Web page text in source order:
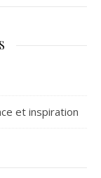
et inspiration